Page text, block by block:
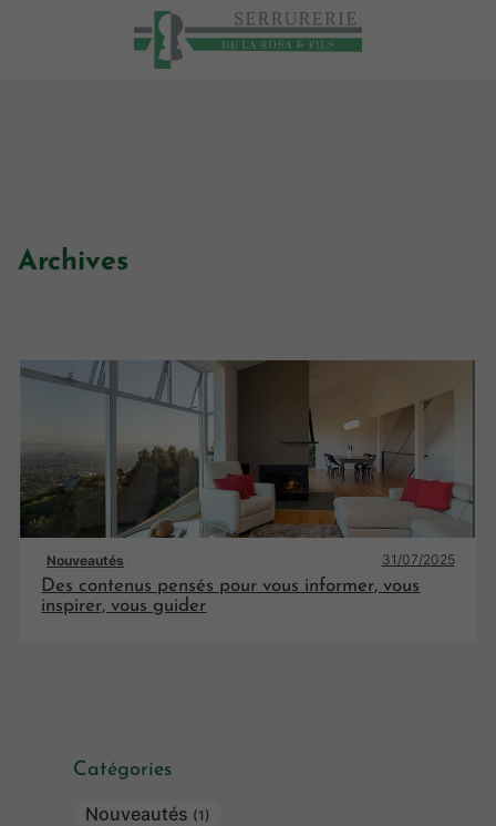
Catégories
Nouveautés (1)
Archives
Nouveautés 31/07/2025
Des contenus pensés pour vous informer, vous
inspirer, vous guider